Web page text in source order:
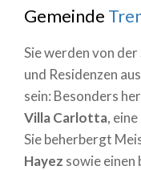
Gemeinde
Sie werden von
und Residenzen
sein: Besonders
Villa Carlotta,
Sie beherbergt
Hayez sowie